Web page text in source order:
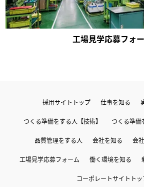
工場見学応募フォ
採用サイトトップ 仕事を知る
つくる準備をする人【技術】 つくる準備
品質管理をする人 会社を知る 会
工場見学応募フォーム 働く環境を知る
コーポレートサイトトッ